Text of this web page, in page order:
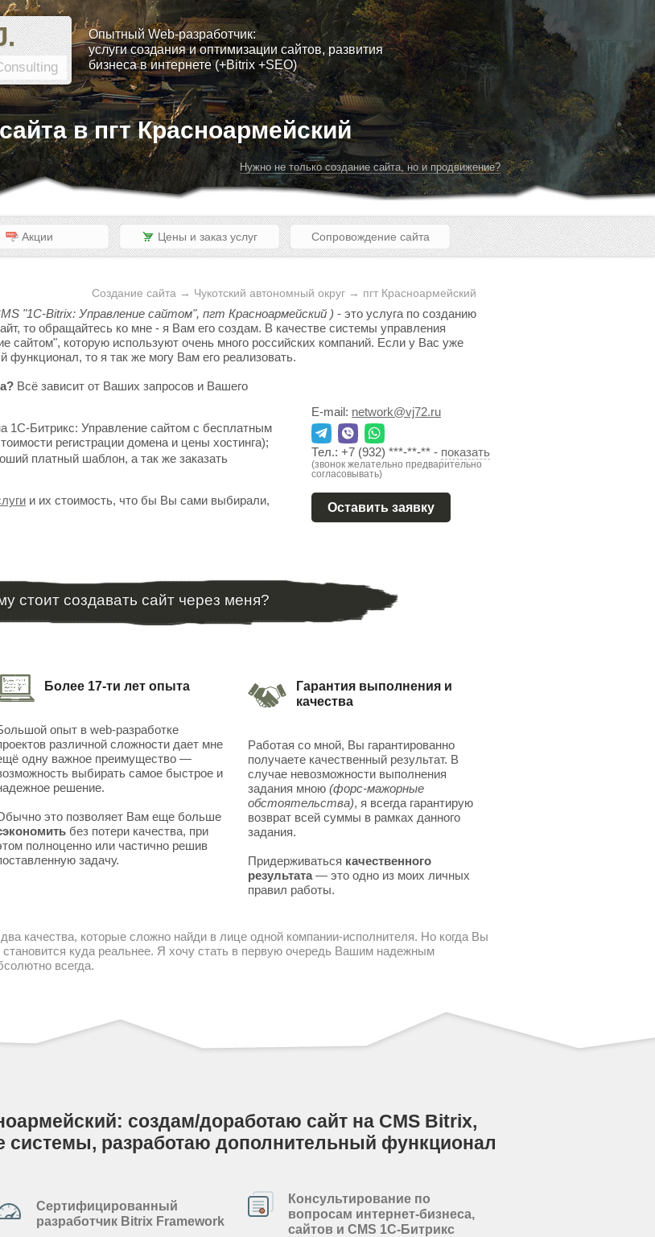
Опытный Web-разработчик:
услуги создания и оптимизации сайтов, развития
бизнеса в интернете (+Bitrix +SEO)
в пгт Красноармейский
Нужно не только создание сайта, но и продвижение?
Акции Цены и заказ услуг Сопровождение сайта
Создание сайта → Чукотский автономный округ → пгт Красноармейский
"1C-Bitrix: Управление сайтом", пгт Красноармейский ) - это услуга по созданию
то обращайтесь ко мне - я Вам его создам. В качестве системы управления
сайтом", которую используют очень много российских компаний. Если у Вас уже
функционал, то я так же могу Вам его реализовать.
Всё зависит от Ваших запросов и Вашего
1С-Битрикс: Управление сайтом с бесплатным
регистрации домена и цены хостинга);
платный шаблон, а так же заказать
и их стоимость, что бы Вы сами выбирали,
E-mail: network@vj72.ru
Тел.: +7 (932) ***-**-** - показать
(звонок желательно предварительно
согласовывать)
Оставить заявку
стоит создавать сайт через меня?
Более 17-ти лет опыта
опыт в web-разработке
различной сложности дает мне
одну важное преимущество —
выбирать самое быстрое и
решение.
это позволяет Вам еще больше
без потери качества, при
полноценно или частично решив
задачу.
Гарантия выполнения и
качества
Работая со мной, Вы гарантированно
получаете качественный результат. В
случае невозможности выполнения
задания мною(форс-мажорные
обстоятельства), я всегда гарантирую
возврат всей суммы в рамках данного
задания.
Придерживаться качественного
результата— это одно из моих личных
правил работы.
качества, которые сложно найди в лице одной компании-исполнителя. Но когда Вы
куда реальнее. Я хочу стать в первую очередь Вашим надежным
всегда.
создам/доработаю сайт на CMS Bitrix,
разработаю дополнительный функционал
Сертифицированный
разработчик Bitrix Framework
Консультирование по
вопросам интернет-бизнеса,
сайтов и CMS 1С-Битрикс